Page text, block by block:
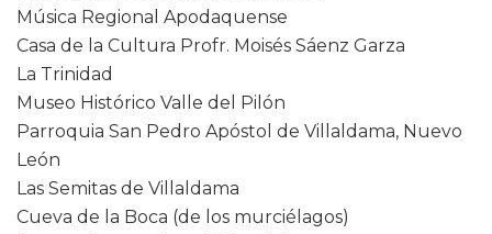
Música Regional Apodaquense
Casa de la Cultura Profr. Moisés Sáenz Garza
La Trinidad
Museo Histórico Valle del Pilón
Parroquia San Pedro Apóstol de Villaldama, Nuevo
León
Las Semitas de Villaldama
Cueva de la Boca (de los murciélagos)